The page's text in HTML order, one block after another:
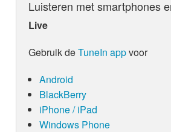
Luisteren met smartphones
Live
Gebruik deTuneIn appvoor
Android
BlackBerry
iPhone / iPad
Windows Phone